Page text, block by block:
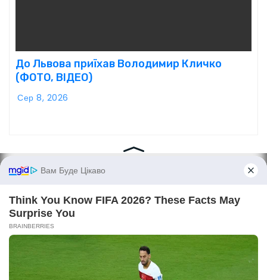
До Львова приїхав Володимир Кличко
(ФОТО, ВІДЕО)
Сер 8, 2026
Point Lviv
Сайт працює на WordPress Тема:Newses Themeansar